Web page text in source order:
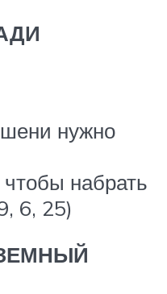
нужно
набрать
6, 25)